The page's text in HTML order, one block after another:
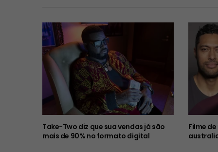
Take-Two diz que sua vendas já são
mais de 90% no formato digital
Filme